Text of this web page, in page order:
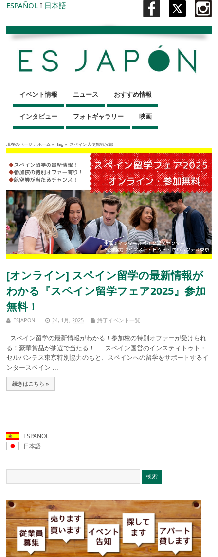
ESPAÑOL I 日本語
イベント情報 ニュース おすすめ情報
インタビュー フォトギャラリー 映画
現在のページ : ホーム » Tag » スペイン大使館観光部
[オンライン] スペイン留学の最新情報が
わかる『スペイン留学フェア2025』参加
無料！
ESJAPON 24, 1月, 2025 終了イベント一覧
スペイン留学の最新情報がわかる！参加校の特別オファーが受けられ
る！豪華賞品が抽選で当たる！ スペイン国営のインスティトゥト・
セルバンテス東京特別協力のもと、スペインへの留学をサポートするイ
ンタースペイン ...
続きはこちら »
ESPAÑOL
日本語